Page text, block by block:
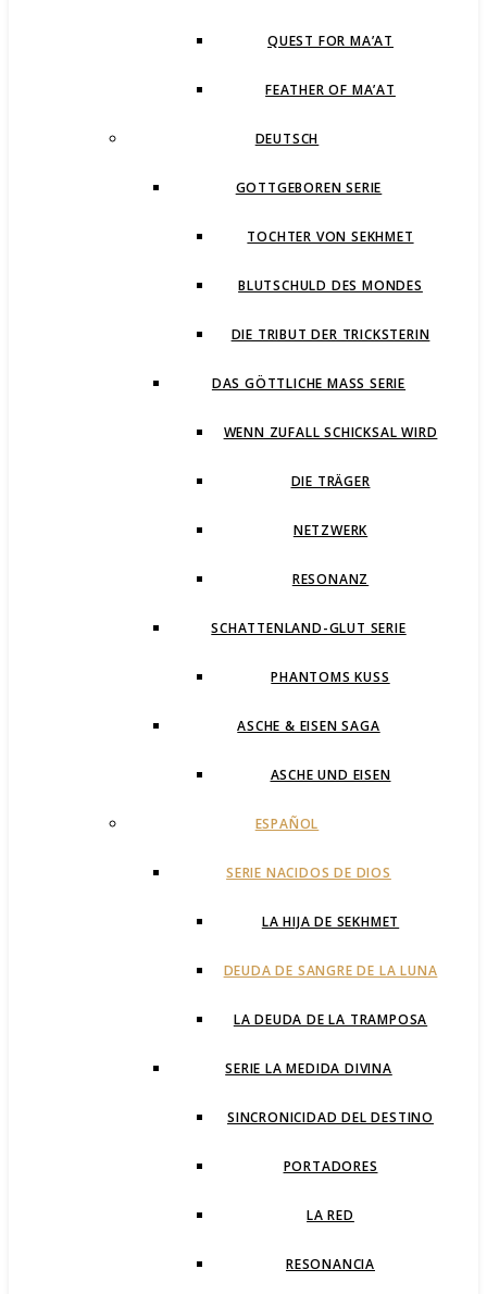
QUEST FOR MA’AT
FEATHER OF MA’AT
DEUTSCH
GOTTGEBOREN SERIE
TOCHTER VON SEKHMET
BLUTSCHULD DES MONDES
DIE TRIBUT DER TRICKSTERIN
DAS GÖTTLICHE MASS SERIE
WENN ZUFALL SCHICKSAL WIRD
DIE TRÄGER
NETZWERK
RESONANZ
SCHATTENLAND-GLUT SERIE
PHANTOMS KUSS
ASCHE & EISEN SAGA
ASCHE UND EISEN
ESPAÑOL
SERIE NACIDOS DE DIOS
LA HIJA DE SEKHMET
DEUDA DE SANGRE DE LA LUNA
LA DEUDA DE LA TRAMPOSA
SERIE LA MEDIDA DIVINA
SINCRONICIDAD DEL DESTINO
PORTADORES
LA RED
RESONANCIA